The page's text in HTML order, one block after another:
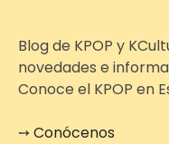
Blog de KPOP y
novedades e
Conoce el KPOP en
➙Conócenos